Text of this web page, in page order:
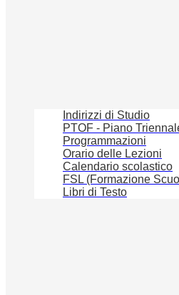
Indirizzi di Studio
PTOF - Piano
Programmazioni
Orario delle Lezioni
Calendario scolastico
FSL (Formazione
Libri di Testo